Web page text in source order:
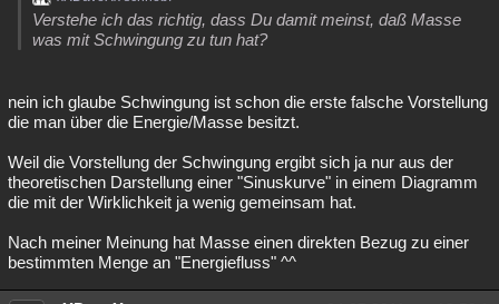
Verstehe ich das richtig, dass Du damit meinst, daß Masse
was mit Schwingung zu tun hat?
nein ich glaube Schwingung ist schon die erste falsche Vorstellung
die man über die Energie/Masse besitzt.
Weil die Vorstellung der Schwingung ergibt sich ja nur aus der
theoretischen Darstellung einer "Sinuskurve" in einem Diagramm
die mit der Wirklichkeit ja wenig gemeinsam hat.
Nach meiner Meinung hat Masse einen direkten Bezug zu einer
bestimmten Menge an "Energiefluss" ^^